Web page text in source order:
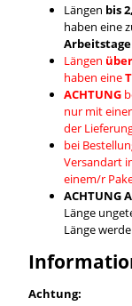
Längen bis
haben eine
Arbeitstage
Längen
haben eine
ACHTUNG
nur mit einer
der
bei
Versandart
einem/r
ACHTUNG
Länge
Länge
Achtung: